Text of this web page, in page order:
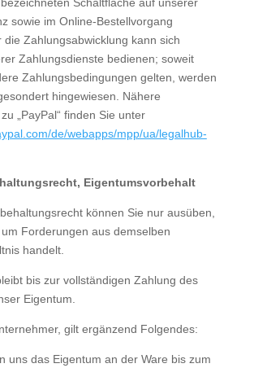
sowie im Online-Bestellvorgang
die Zahlungsabwicklung kann sich
Zahlungsdienste bedienen; soweit
Zahlungsbedingungen gelten, werden
hingewiesen. Nähere
„PayPal“ finden Sie unter
de/webapps/mpp/ua/legalhub-
, Eigentumsvorbehalt
können Sie nur ausüben,
Forderungen aus demselben
handelt.
bis zur vollständigen Zahlung des
Eigentum.
gilt ergänzend Folgendes:
uns das Eigentum an der Ware bis zum